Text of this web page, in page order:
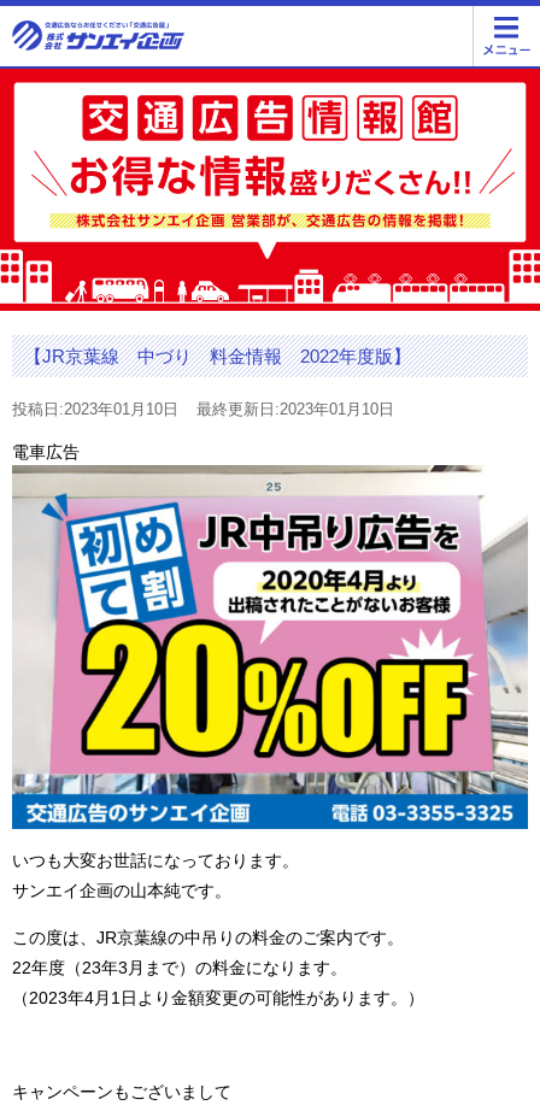
【JR京葉線 中づり 料金情報 2022年度版】
投稿日:2023年01月10日 最終更新日:2023年01月10日
電車広告
いつも大変お世話になっております。
サンエイ企画の山本純です。
この度は、JR京葉線の中吊りの料金のご案内です。
22年度（23年3月まで）の料金になります。
（2023年4月1日より金額変更の可能性があります。）
キャンペーンもございまして